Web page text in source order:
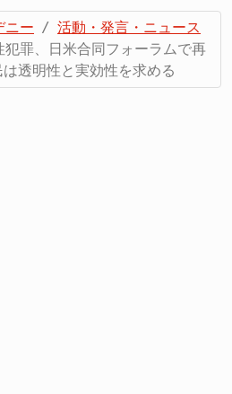
ニー
活動・発言・ニュース
罪、日米合同フォーラムで再
透明性と実効性を求める